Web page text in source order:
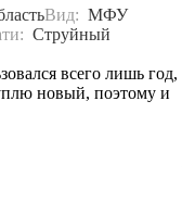
Вид: МФУ
Струйный
всего лишь год,
новый, поэтому и